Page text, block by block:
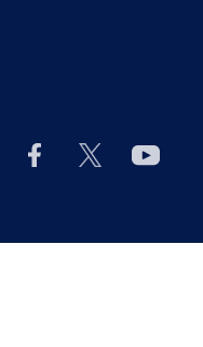
Facebook účet
X účet